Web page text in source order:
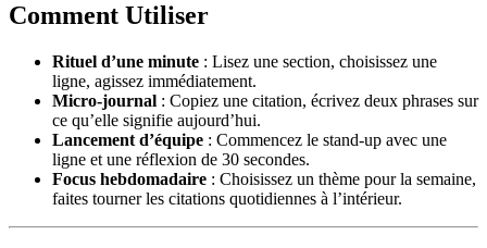
Comment Utiliser
Rituel d’une minute : Lisez une section, choisissez une
ligne, agissez immédiatement.
Micro-journal : Copiez une citation, écrivez deux phrases sur
ce qu’elle signifie aujourd’hui.
Lancement d’équipe : Commencez le stand-up avec une
ligne et une réflexion de 30 secondes.
Focus hebdomadaire : Choisissez un thème pour la semaine,
faites tourner les citations quotidiennes à l’intérieur.